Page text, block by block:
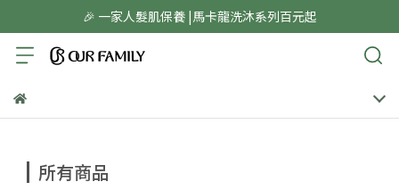
🎉 一家人髮肌保養 |馬卡龍洗沐系列百元起
所有商品